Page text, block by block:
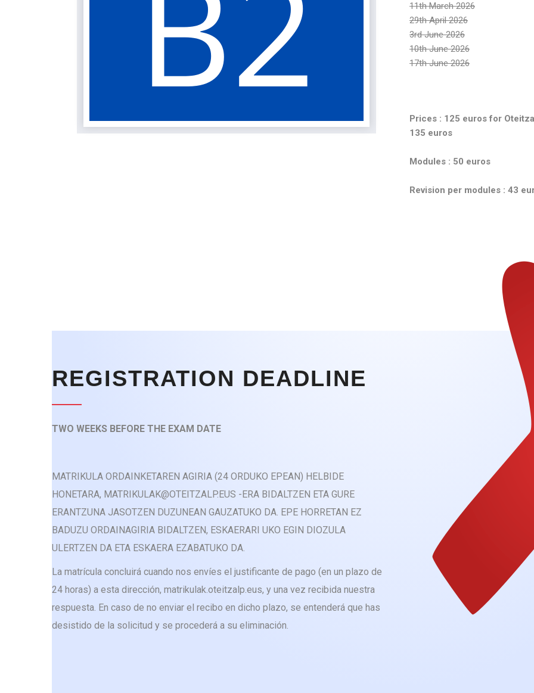
11th March 2026
29th April 2026
3rd June 2026
10th June 2026
17th June 2026
Prices : 125 euros for Oteitza
135 euros
Modules : 50 euros
Revision per modules : 43
REGISTRATION DEADLINE
TWO WEEKS BEFORE THE EXAM DATE
MATRIKULA ORDAINKETAREN AGIRIA (24 ORDUKO EPEAN) HELBIDE
HONETARA, MATRIKULAK@OTEITZALP.EUS -ERA BIDALTZEN ETA GURE
ERANTZUNA JASOTZEN DUZUNEAN GAUZATUKO DA. EPE HORRETAN EZ
BADUZU ORDAINAGIRIA BIDALTZEN, ESKAERARI UKO EGIN DIOZULA
ULERTZEN DA ETA ESKAERA EZABATUKO DA.
La matrícula concluirá cuando nos envíes el justificante de pago (en un plazo de
24 horas) a esta dirección, matrikulak.oteitzalp.eus, y una vez recibida nuestra
respuesta. En caso de no enviar el recibo en dicho plazo, se entenderá que has
desistido de la solicitud y se procederá a su eliminación.